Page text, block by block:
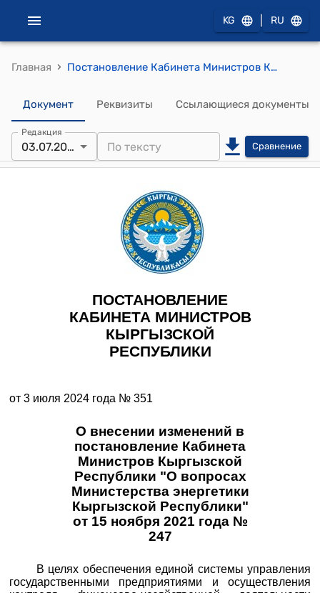
KG RU
Главная › Постановление Кабинета Министров КР от 3 июля 2024 года № 351 "О внесении изменений в постановление Кабинета Министров Кыргызской Республики "О вопросах Министерства энергетики Кыргызской Республики" от 15 ноября 2021 года № 247"
Документ Реквизиты Ссылающиеся документы
Редакция
03.07.2024 Сравнение